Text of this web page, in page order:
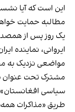
این است که آیا
مطالبه حمایت
یک روز پس از
ایروانی، نماینده
مواضعی نزدیک به
مشترک تحت عنوان
سیاسی
طریق «مذاکرات